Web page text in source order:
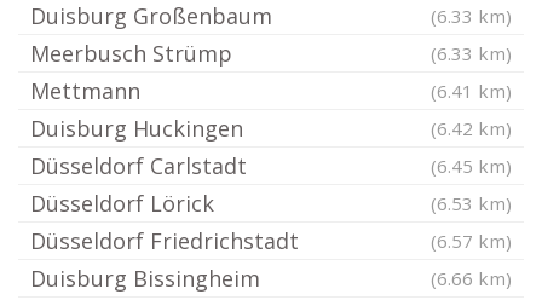
Duisburg Großenbaum (6.33 km)
Meerbusch Strümp (6.33 km)
Mettmann (6.41 km)
Duisburg Huckingen (6.42 km)
Düsseldorf Carlstadt (6.45 km)
Düsseldorf Lörick (6.53 km)
Düsseldorf Friedrichstadt (6.57 km)
Duisburg Bissingheim (6.66 km)